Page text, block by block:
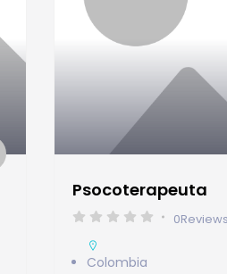
Psocoterapeuta
0Reviews
Colombia